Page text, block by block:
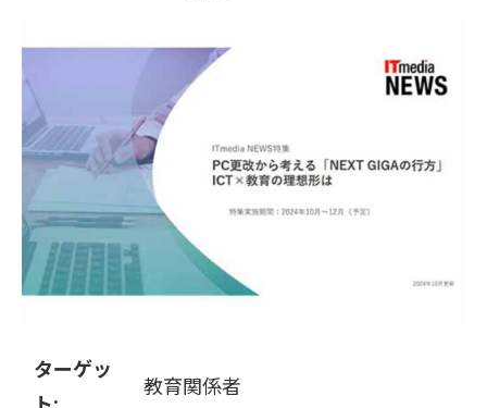
導入事例
セミナー情報/ブログ
販売パートナー募集
ターゲッ
教育関係者